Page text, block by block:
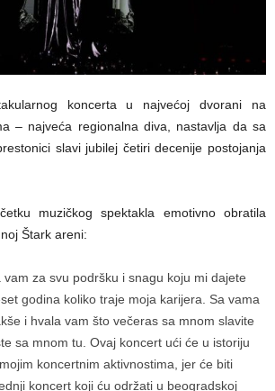
koncerta u najvećoj dvorani na
– najveća regionalna diva, nastavlja da sa
slavi jubilej četiri decenije postojanja
muzičkog spektakla emotivno obratila
Štark areni:
vam za svu podršku i snagu koju mi dajete
godina koliko traje moja karijera. Sa vama
i hvala vam što večeras sa mnom slavite
sa mnom tu. Ovaj koncert ući će u istoriju
koncertnim aktivnostima, jer će biti
koncert koji ću održati u beogradskoj